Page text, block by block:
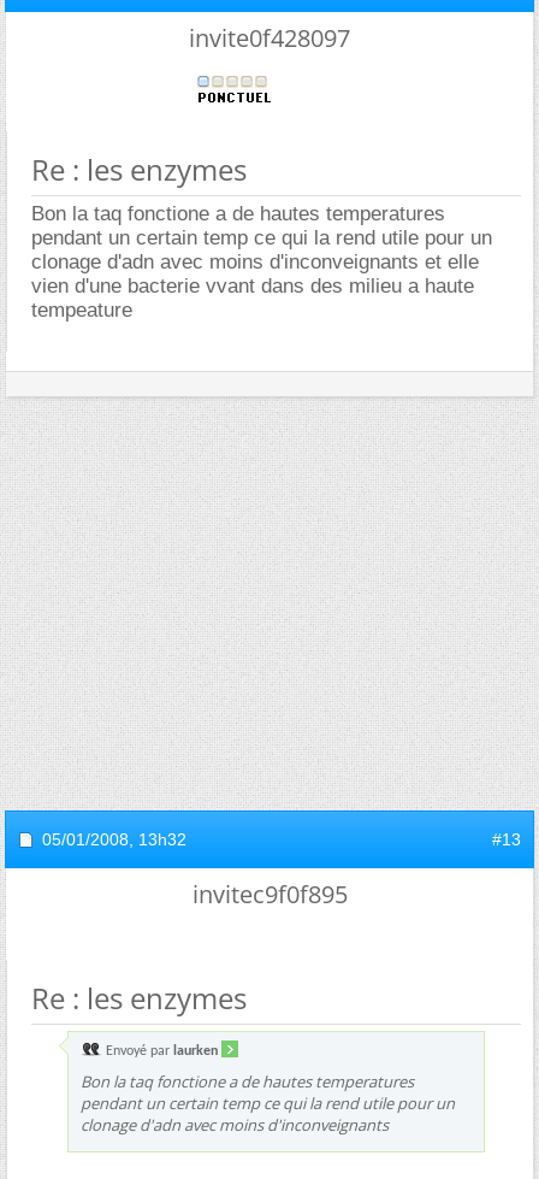
invite0f428097
Re : les enzymes
Bon la taq fonctione a de hautes temperatures
pendant un certain temp ce qui la rend utile pour un
clonage d'adn avec moins d'inconveignants et elle
vien d'une bacterie vvant dans des milieu a haute
tempeature
05/01/2008, 13h32 #13
invitec9f0f895
Re : les enzymes
Envoyé par laurken
Bon la taq fonctione a de hautes temperatures
pendant un certain temp ce qui la rend utile pour un
clonage d'adn avec moins d'inconveignants